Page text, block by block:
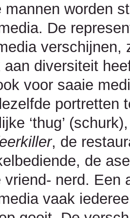
worden
De
verschijnen,
aan diversiteit
voor saaie
portretten
‘thug’
, de
de
vriend- nerd. Een
vaak